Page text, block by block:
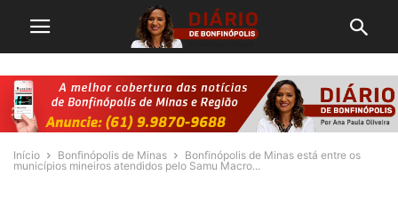
Início Bonfinópolis de Minas
Bonfinópolis de Minas está entre os
municípios mineiros atendidos pelo Samu Macro...